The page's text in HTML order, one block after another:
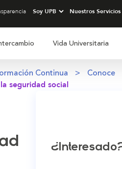
Vida Universitaria
Continua
Conoce
seguridad social